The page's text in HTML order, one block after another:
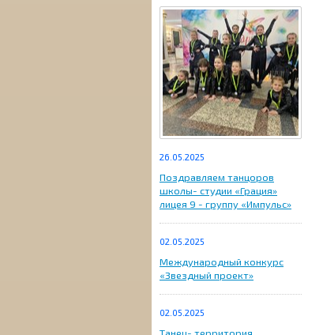
26.05.2025
Поздравляем танцоров
школы- студии «Грация»
лицея 9 - группу «Импульс»
02.05.2025
Международный конкурс
«Звездный проект»
02.05.2025